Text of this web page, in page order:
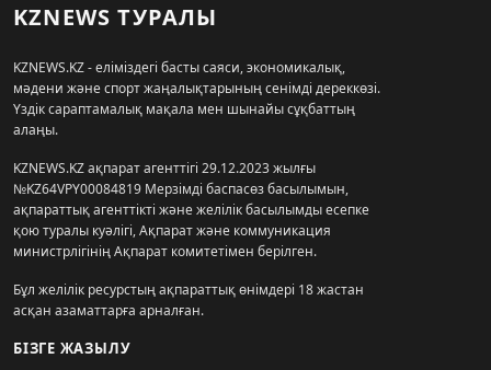
KZNEWS ТУРАЛЫ
KZNEWS.KZ - еліміздегі басты саяси, экономикалық,
мәдени және спорт жаңалықтарының сенімді дереккөзі.
Үздік сараптамалық мақала мен шынайы сұқбаттың
алаңы.
KZNEWS.KZ ақпарат агенттігі 29.12.2023 жылғы
№KZ64VPY00084819 Мерзімді баспасөз басылымын,
ақпараттық агенттікті және желілік басылымды есепке
қою туралы куәлігі, Ақпарат және коммуникация
министрлігінің Ақпарат комитетімен берілген.
Бұл желілік ресурстың ақпараттық өнімдері 18 жастан
асқан азаматтарға арналған.
БІЗГЕ ЖАЗЫЛУ